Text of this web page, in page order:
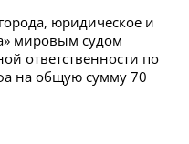
юридическое и
мировым судом
ответственности по
на общую сумму 70